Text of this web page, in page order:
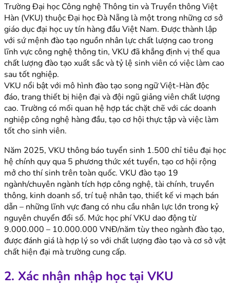
Trường Đại học Công nghệ Thông tin và Truyền thông Việt
Hàn (VKU) thuộc Đại học Đà Nẵng là một trong những cơ sở
giáo dục đại học uy tín hàng đầu Việt Nam. Được thành lập
với sứ mệnh đào tạo nguồn nhân lực chất lượng cao trong
lĩnh vực công nghệ thông tin, VKU đã khẳng định vị thế qua
chất lượng đào tạo xuất sắc và tỷ lệ sinh viên có việc làm cao
sau tốt nghiệp.
VKU nổi bật với mô hình đào tạo song ngữ Việt-Hàn độc
đáo, trang thiết bị hiện đại và đội ngũ giảng viên chất lượng
cao. Trường có mối quan hệ hợp tác chặt chẽ với các doanh
nghiệp công nghệ hàng đầu, tạo cơ hội thực tập và việc làm
tốt cho sinh viên.
Năm 2025, VKU thông báo tuyển sinh 1.500 chỉ tiêu đại học
hệ chính quy qua 5 phương thức xét tuyển, tạo cơ hội rộng
mở cho thí sinh trên toàn quốc. VKU đào tạo 19
ngành/chuyên ngành tích hợp công nghệ, tài chính, truyền
thông, kinh doanh số, trí tuệ nhân tạo, thiết kế vi mạch bán
dẫn – những lĩnh vực đang có nhu cầu nhân lực lớn trong kỷ
nguyên chuyển đổi số. Mức học phí VKU dao động từ
9.000.000 – 10.000.000 VNĐ/năm tùy theo ngành đào tạo,
được đánh giá là hợp lý so với chất lượng đào tạo và cơ sở vật
chất hiện đại mà trường cung cấp.
2. Xác nhận nhập học tại VKU